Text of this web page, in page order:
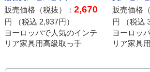
販売価格（税抜）： 2,670
円 （税込 2,937円）
ヨーロッパで人気のインテ
リア家具用高級取っ手
販売価格
円 （税込
ヨーロッ
リア家具